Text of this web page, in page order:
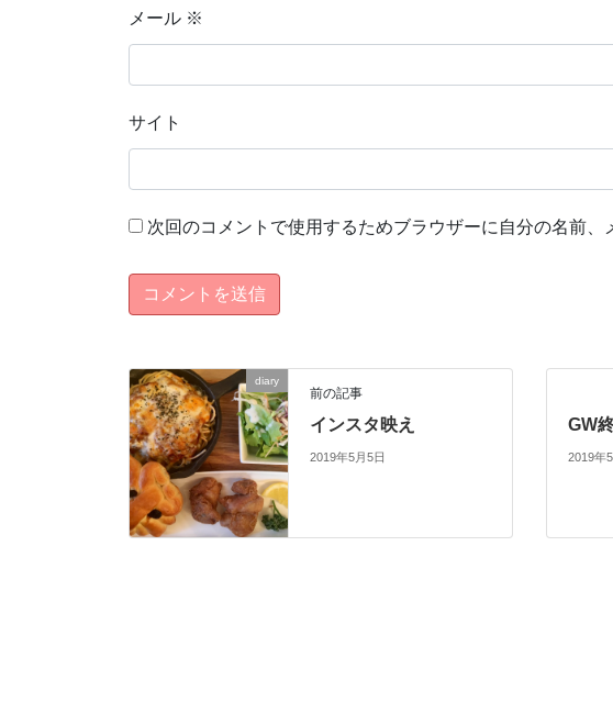
メール ※
サイト
次回のコメントで使用するためブラウザーに自分の名前、
diary
前の記事
インスタ映え
2019年5月5日
GW
2019年